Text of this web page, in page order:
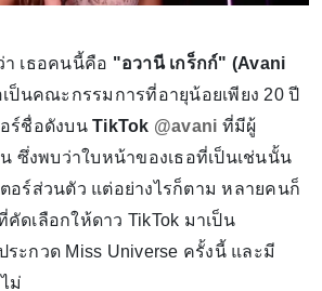
เธอคนนี้คือ "อวานี เกร็กก์" (Avani
เป็นคณะกรรมการที่อายุน้อยเพียง 20 ปี
อร์ชื่อดังบน TikTok @avani ที่มีผู้
ซึ่งพบว่าใบหน้าของเธอที่เป็นเช่นนั้น
ตอร์ส่วนตัว แต่อย่างไรก็ตาม หลายคนก็
ดเลือกให้ดาว TikTok มาเป็น
ะกวด Miss Universe ครั้งนี้ และมี
ม่